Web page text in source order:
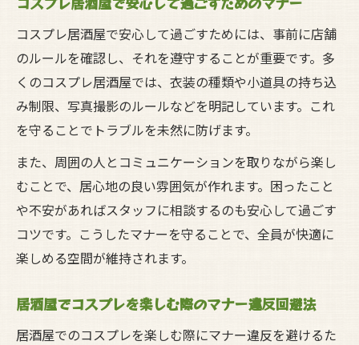
コスプレ居酒屋で安心して過ごすためには、事前に店舗
のルールを確認し、それを遵守することが重要です。多
くのコスプレ居酒屋では、衣装の種類や小道具の持ち込
み制限、写真撮影のルールなどを明記しています。これ
を守ることでトラブルを未然に防げます。
また、周囲の人とコミュニケーションを取りながら楽し
むことで、居心地の良い雰囲気が作れます。困ったこと
や不安があればスタッフに相談するのも安心して過ごす
コツです。こうしたマナーを守ることで、全員が快適に
楽しめる空間が維持されます。
居酒屋でコスプレを楽しむ際のマナー違反回避法
居酒屋でのコスプレを楽しむ際にマナー違反を避けるた